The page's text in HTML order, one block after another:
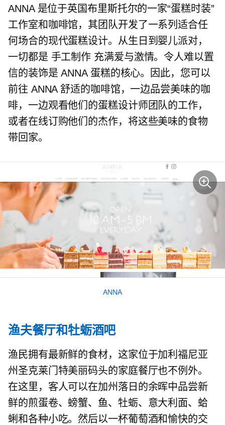
ANNA 是位于英国布里斯托尔的一家“蛋糕时装”
工作室和咖啡馆，其团队开发了一系列适合任
何场合的现代蛋糕设计。从生日到婴儿派对，
一切都是 手工制作 充满爱与激情。令人难以置
信的装饰是 ANNA 蛋糕的核心。因此，您可以
前往 ANNA 舒适的咖啡馆，一边品尝美味的咖
啡，一边观看他们的蛋糕设计师团队的工作，
或者在线订购他们的杰作，将这些美味的食物
带回家。
ANNA
渔夫餐厅和牡蛎酒吧
渔民拥有最新鲜的食材，这家位于加利福尼亚
州圣克莱门特美丽码头的家庭餐厅也不例外。
在这里，客人可以在加州落日的余晖中品尝新
鲜的煎蛋卷、螃蟹、​​鱼、牡蛎、意大利面、蛤
蜊和各种小吃。然后以一杯葡萄酒和愉快的交